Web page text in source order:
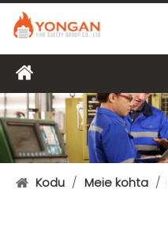
Kodu / Meie kohta /